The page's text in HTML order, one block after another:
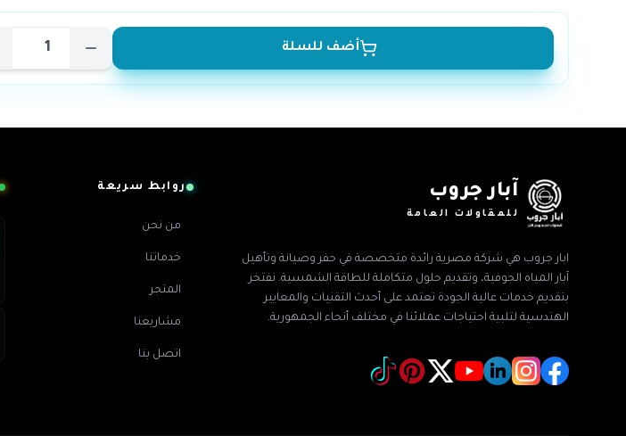
أضف للسلة
آبار جروب
للمقاولات العامة
ابار جروب هي شركة مصرية رائدة متخصصة في حفر وصيانة وتأهيل
آبار المياه الجوفية، وتقديم حلول متكاملة للطاقة الشمسية. نفتخر
بتقديم خدمات عالية الجودة تعتمد على أحدث التقنيات والمعايير
الهندسية لتلبية احتياجات عملائنا في مختلف أنحاء الجمهورية.
روابط سريعة
من نحن
خدماتنا
المتجر
مشاريعنا
اتصل بنا